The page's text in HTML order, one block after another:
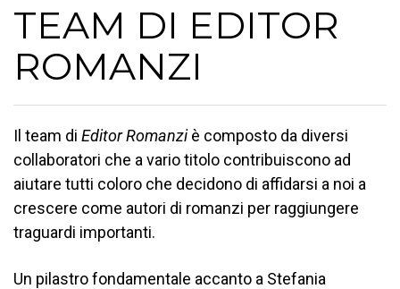
TEAM DI EDITOR
ROMANZI
Il team di Editor Romanziè composto da diversi
collaboratori che a vario titolo contribuiscono ad
aiutare tutti coloro che decidono di affidarsi a noi a
crescere come autori di romanzi per raggiungere
traguardi importanti.
Un pilastro fondamentale accanto a Stefania